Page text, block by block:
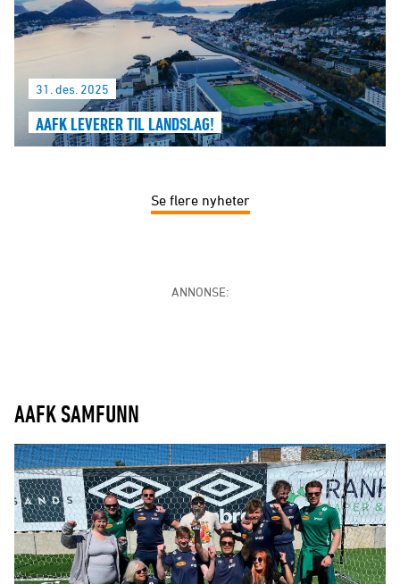
31. des. 2025
AAFK LEVERER TIL LANDSLAG!
Se flere nyheter
ANNONSE:
AAFK SAMFUNN